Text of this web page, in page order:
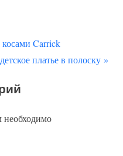
Carrick
платье в полоску
необходимо